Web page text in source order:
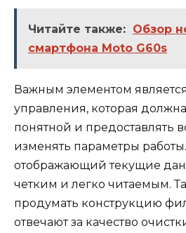
Читайте также: Обзор
смартфона Moto G60s
Важным элементом
управления, которая
понятной и предоставлять
изменять параметры
отображающий текущие
четким и легко читаемым.
продумать конструкцию
отвечают за качество